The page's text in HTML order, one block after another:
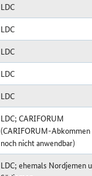
LDC
LDC
LDC
LDC
LDC
LDC; CARIFORUM
(CARIFORUM-Abkommen
noch nicht anwendbar)
LDC; ehemals Nordjemen